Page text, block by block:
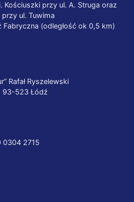
Kościuszki przy ul. A. Struga oraz
ul. Tuwima
Fabryczna (odległość ok 0,5 km)
Rafał Ryszelewski
93-523 Łódź
0304 2715